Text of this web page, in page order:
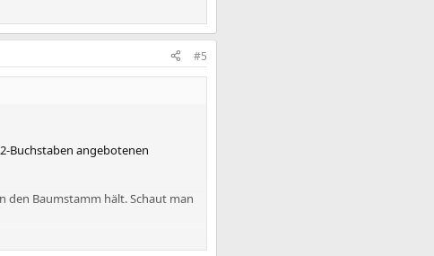
#5
Buchstaben angebotenen
den Baumstamm hält. Schaut man